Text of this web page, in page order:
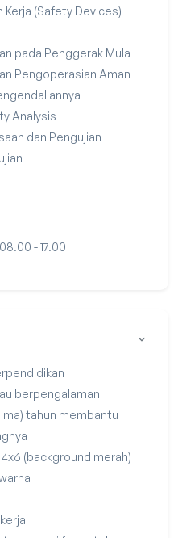
(Safety Devices)
pada Penggerak Mula
Pengoperasian Aman
Analysis
dan Pengujian
- 17.00
berpengalaman
tahun membantu
(background merah)